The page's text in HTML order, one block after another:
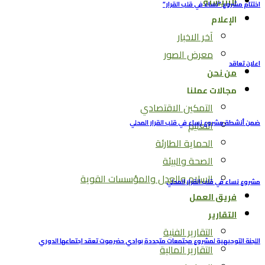
الإعلام
آخر الاخبار
معرض الصور
من نحن
مجالات عملنا
التمكين الاقتصادي
التعليم
الحماية الطارئة
الصحة والبيئة
السلام والعدل والمؤسسات القوية
فريق العمل
التقارير
التقارير الفنية
التقارير المالية
اختتام مشروع “نساء في قلب القرار”
اعلان تعاقد
ضمن أنشطة مشروع نساء في قلب القرار المحلي
مشروع نساء في قلب القرار المحلي
اللجنة التوجيهية لمشروع مجتمعات متجددة بوادي حضرموت تعقد اجتماعها الدوري